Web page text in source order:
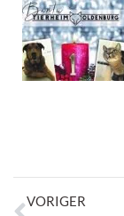
VORIGER